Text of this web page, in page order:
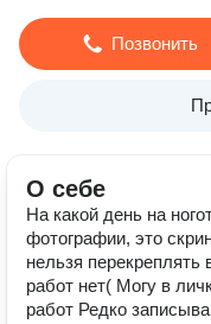
Позвонить
О себе
На какой день на
фотографии, это
нельзя
работ нет( Могу в
работ Редко